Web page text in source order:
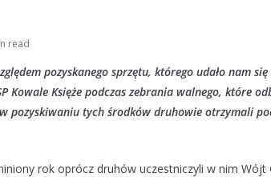
read
pozyskanego sprzętu, którego udało nam
Kowale Księże podczas zebrania walnego, które
pozyskiwaniu tych środków druhowie otrzymali
rok oprócz druhów uczestniczyli w nim Wójt